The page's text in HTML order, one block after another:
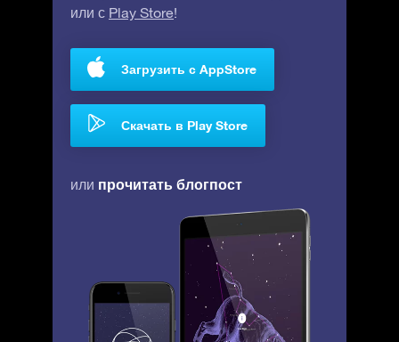
или с Play Store!
Загрузить с AppStore
Скачать в Play Store
или прочитать блогпост